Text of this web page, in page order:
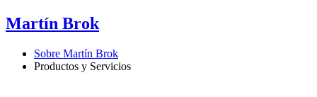
Ir
al
Martín Brok
Sobre Martín Brok
Productos y Servicios